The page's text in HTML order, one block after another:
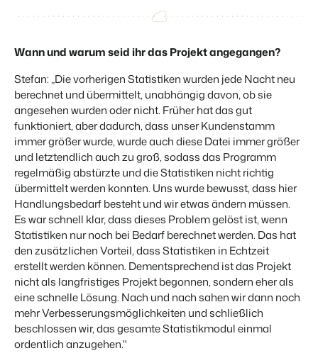
BEX Linguist
Begrüße Gäste in ihrer Landessprache.
Marketing
Online-Marketing
Die starke Kombination aus Markenbildung und Performance-
Marketing
Immobilien Marketing
Dein Projekt im Handumdrehen ausverkauft.
Booking Analytics
Premium BI-Tool
Verbreite dein Angebot auf
relevante Channels und
erreiche deine Zielgruppe.
Mehr erfahren
BEX Channel Manager
Software Entwickler
Vertrauen bei Booking Experts
Über uns
Customer Success
Erhalte Antworten auf deine Fragen.
Jobs
Finde hier deinen neuen Traumjob!
Kontakt
Nimm Kontakt mit uns auf.
Über uns
Lerne unsere Kultur & Werte kennen.
Wann und warum seid ihr das Projekt angegangen?
Stefan: „Die vorherigen Statistiken wurden jede Nacht neu
berechnet und übermittelt, unabhängig davon, ob sie
angesehen wurden oder nicht. Früher hat das gut
funktioniert, aber dadurch, dass unser Kundenstamm
immer größer wurde, wurde auch diese Datei immer größer
und letztendlich auch zu groß, sodass das Programm
regelmäßig abstürzte und die Statistiken nicht richtig
übermittelt werden konnten. Uns wurde bewusst, dass hier
Handlungsbedarf besteht und wir etwas ändern müssen.
Es war schnell klar, dass dieses Problem gelöst ist, wenn
Statistiken nur noch bei Bedarf berechnet werden. Das hat
den zusätzlichen Vorteil, dass Statistiken in Echtzeit
erstellt werden können. Dementsprechend ist das Projekt
nicht als langfristiges Projekt begonnen, sondern eher als
eine schnelle Lösung. Nach und nach sahen wir dann noch
mehr Verbesserungsmöglichkeiten und schließlich
beschlossen wir, das gesamte Statistikmodul einmal
ordentlich anzugehen."